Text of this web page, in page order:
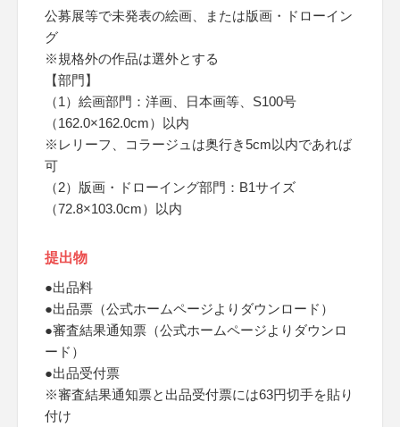
公募展等で未発表の絵画、または版画・ドローイン
グ
※規格外の作品は選外とする
【部門】
（1）絵画部門：洋画、日本画等、S100号
（162.0×162.0cm）以内
※レリーフ、コラージュは奥行き5cm以内であれば
可
（2）版画・ドローイング部門：B1サイズ
（72.8×103.0cm）以内
提出物
●出品料
●出品票（公式ホームページよりダウンロード）
●審査結果通知票（公式ホームページよりダウンロ
ード）
●出品受付票
※審査結果通知票と出品受付票には63円切手を貼り
付け